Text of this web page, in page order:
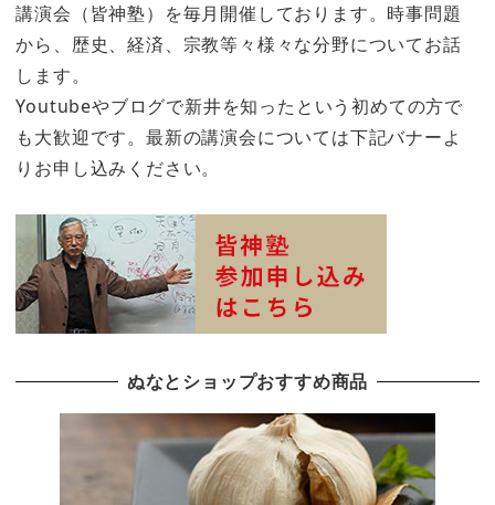
講演会（皆神塾）を毎月開催しております。時事問題
から、歴史、経済、宗教等々様々な分野についてお話
します。
Youtubeやブログで新井を知ったという初めての方で
も大歓迎です。最新の講演会については下記バナーよ
りお申し込みください。
ぬなとショップおすすめ商品